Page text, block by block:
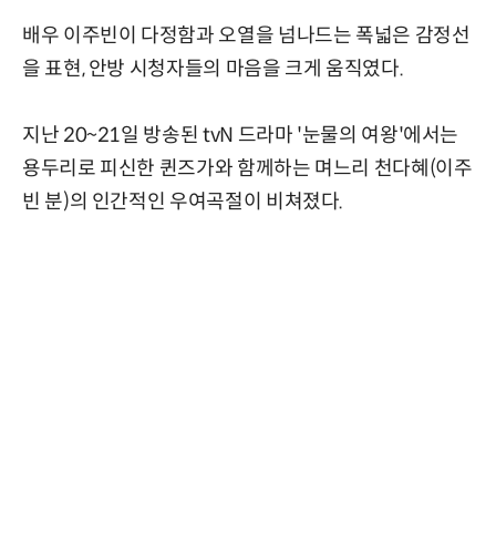
배우 이주빈이 다정함과 오열을 넘나드는 폭넓은 감정선
을 표현, 안방 시청자들의 마음을 크게 움직였다.
지난 20~21일 방송된 tvN 드라마 '눈물의 여왕'에서는
용두리로 피신한 퀸즈가와 함께하는 며느리 천다혜(이주
빈 분)의 인간적인 우여곡절이 비쳐졌다.